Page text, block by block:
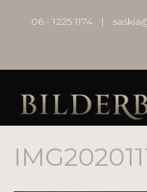
06 - 1225 1174 |